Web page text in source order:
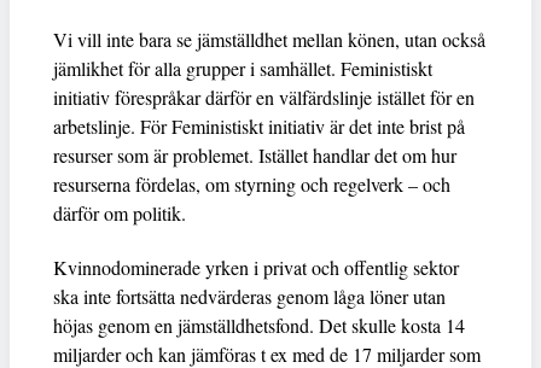
Vi vill inte bara se jämställdhet mellan könen, utan också
jämlikhet för alla grupper i samhället. Feministiskt
initiativ förespråkar därför en välfärdslinje istället för en
arbetslinje. För Feministiskt initiativ är det inte brist på
resurser som är problemet. Istället handlar det om hur
resurserna fördelas, om styrning och regelverk – och
därför om politik.
Kvinnodominerade yrken i privat och offentlig sektor
ska inte fortsätta nedvärderas genom låga löner utan
höjas genom en jämställdhetsfond. Det skulle kosta 14
miljarder och kan jämföras t ex med de 17 miljarder som